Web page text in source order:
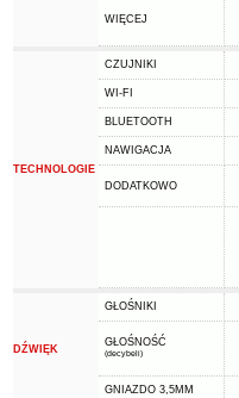
WIĘCEJ
TECHNOLOGIE
CZUJNIKI
WI-FI
BLUETOOTH
NAWIGACJA
DODATKOWO
DŹWIĘK
GŁOŚNIKI
GŁOŚNOŚĆ
(decybeli)
GNIAZDO 3,5MM